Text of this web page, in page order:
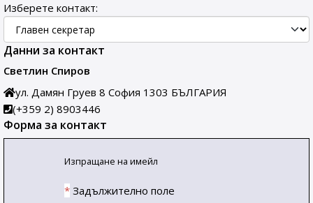
Изберете контакт:
Данни за контакт
Светлин Спиров
ул. Дамян Груев 8 София 1303 БЪЛГАРИЯ
(+359 2) 8903446
Форма за контакт
Изпращане на имейл
* Задължително поле